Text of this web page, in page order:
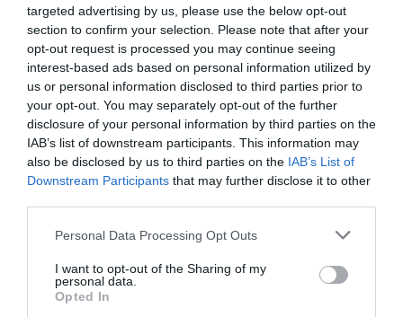
targeted advertising by us, please use the below opt-out
section to confirm your selection. Please note that after your
opt-out request is processed you may continue seeing
interest-based ads based on personal information utilized by
us or personal information disclosed to third parties prior to
your opt-out. You may separately opt-out of the further
disclosure of your personal information by third parties on the
IAB’s list of downstream participants. This information may
also be disclosed by us to third parties on the IAB’s List of
Downstream Participants that may further disclose it to other
Please note that this website/app uses one or more Google
not limited to your visit or usage behaviour. You may click to
grant or deny consent to Google and its third-party tags to
use your data for below specified purposes in below Google
Personal Data Processing Opt Outs
I want to opt-out of the Sharing of my
personal data.
Opted In
Πυρκαγιά σε χαμηλή βλάστηση στο Μαρκόπουλο Αττικής
Τουρκία: «Η αμυντική συμφωνία με Σαουδική Αραβία και
Πακιστάν δεν στοχεύει κάποια συγκεκριμένη χώρα»
Τι έχει αλλάξει σε Πυροσβεστική και Πολιτική Προστασία
τα τελευταία χρόνια
ΟΛΕΣ ΟΙ ΕΙΔΗΣΕΙΣ →
διαβάστε ακόμη